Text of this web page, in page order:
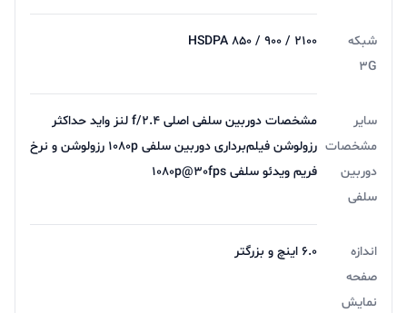
شبکه
3G
HSDPA ۸۵۰ / ۹۰۰ / ۲۱۰۰
سایر
مشخصات
دوربین
سلفی
مشخصات دوربین سلفی اصلی f/2.4 لنز واید حداکثر
رزولوشن فیلم‌برداری دوربین‌ سلفی 1080p رزولوشن و نرخ
فریم ویدئو سلفی 1080p@30fps
اندازه
صفحه
نمایش
۶.۰ اینچ و بزرگتر